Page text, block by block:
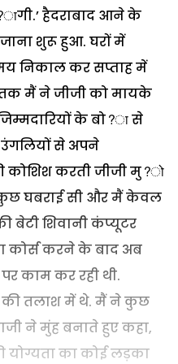
हैदराबाद आने के
शुरू हुआ. घरों में
निकाल कर सप्ताह में
तक मैं ने जीजी को मायके
के बो?ा से
उंगलियों से अपने
कोशिश करती जीजी मु?ो
कुछ घबराई सी और मैं केवल
बेटी शिवानी कंप्यूटर
कोर्स करने के बाद अब
काम कर रही थी.
की तलाश में थे. मैं ने कुछ
ने मुंह बनाते हुए कहा,
योग्यता का कोई लड़का